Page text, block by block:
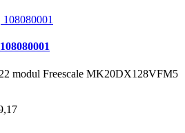
modul Freescale MK20DX128VFM5